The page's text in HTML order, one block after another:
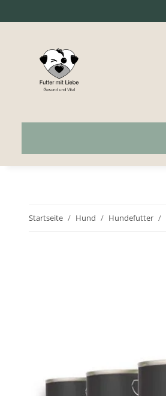
Startseite Hund Hundefutter